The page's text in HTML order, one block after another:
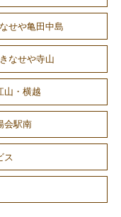
せや亀田中島
なせや寺山
・横越
会駅南
ス